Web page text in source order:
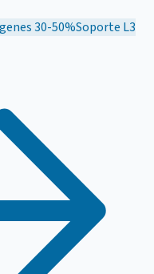
30-50%Soporte L3